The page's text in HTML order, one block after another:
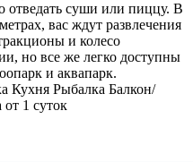
отведать суши или пиццу. В
вас ждут развлечения
и колесо
но все же легко доступны
и аквапарк.
Кухня Рыбалка Балкон/
1 суток